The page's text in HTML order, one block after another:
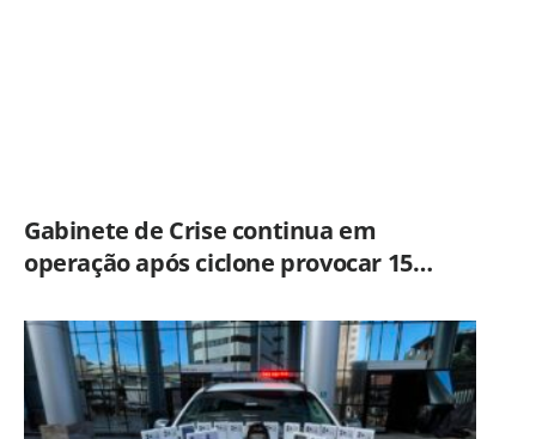
Gabinete de Crise continua em
operação após ciclone provocar 15